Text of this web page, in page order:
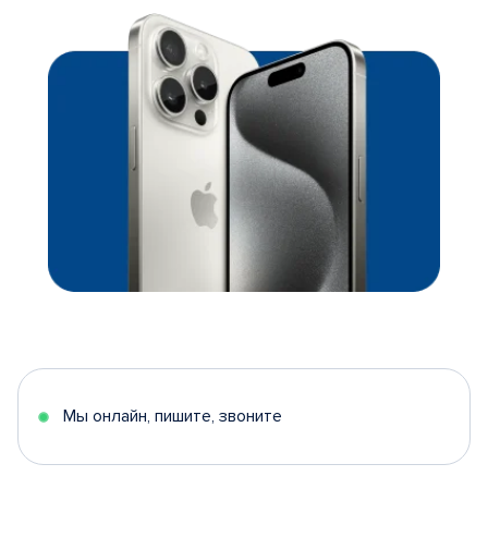
Мы онлайн, пишите, звоните